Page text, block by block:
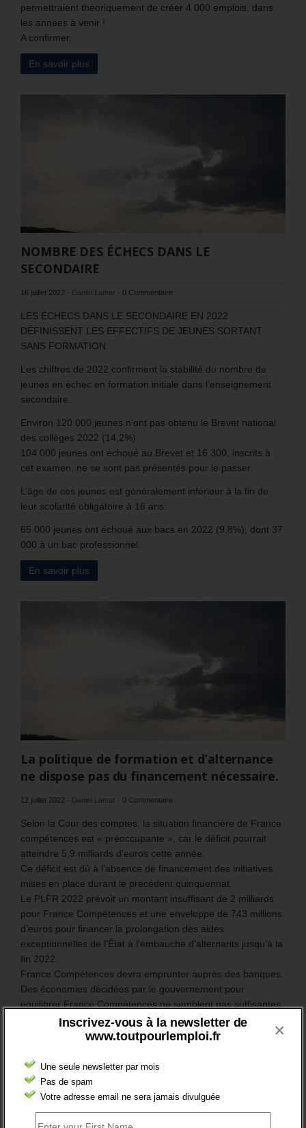
Inscrivez-vous à la newsletter de
www.toutpourlemploi.fr
Une seule newsletter par mois
Pas de spam
Votre adresse email ne sera jamais divulguée
×
permettraient théoriquement de créer 4 000 emplois, dans
les années à venir !
A confirmer.
En savoir plus
NOMBRE DES ÉCHECS DANS LE
SECONDAIRE
16 juillet 2022 - Daniel Lamar - 0 Commentaire
LES ÉCHECS DANS LE SECONDAIRE EN 2022
DÉFINISSENT LES EFFECTIFS DE JEUNES SORTANT
SANS FORMATION.
Les chiffres de 2022 confirment la stabilité du nombre de
jeunes en échec en formation initiale dans l’enseignement
secondaire.
Environ 120 000 jeunes n’ont pas obtenu le Brevet national
des collèges 2022 (14,2%).
104 000 jeunes ont échoué au Brevet et 16 300, inscrits à
cet examen, ne se sont pas présentés pour le passer.
L’âge de ces jeunes est généralement inférieur à la fin de
leur scolarité obligatoire à 16 ans.
65 000 jeunes ont échoué aux bacs en 2022 (9,8%), dont 37
000 à un bac professionnel.
En savoir plus
La politique de formation et d’alternance
ne dispose pas du financement nécessaire.
12 juillet 2022 - Daniel Lamar - 0 Commentaire
Selon la Cour des comptes, la situation financière de France
compétences est « préoccupante », car le déficit pourrait
atteindre 5,9 milliards d’euros cette année.
Ce déficit est dû à l’absence de financement des initiatives
mises en place durant le précédent quinquennat.
Le PLFR 2022 prévoit un montant insuffisant de 2 milliards
pour France Compétences et une enveloppe de 743 millions
d’euros pour financer la prolongation des aides
exceptionnelles de l’État à l’embauche d’alternants jusqu’à la
fin 2022.
France Compétences devra emprunter auprès des banques.
Des économies décidées par le gouvernement pour
équilibrer France Compétences ne semblent pas suffisantes.
En savoir plus
BRÈVES EMPLOI